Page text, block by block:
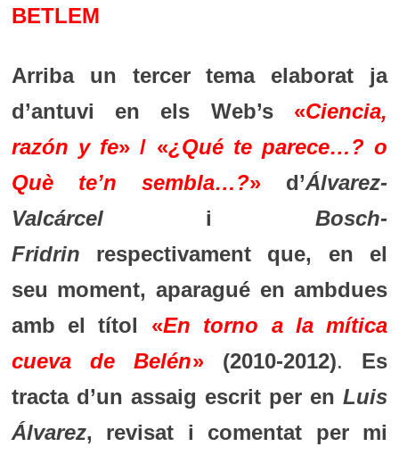
BETLEM
Arriba un tercer tema elaborat ja
d’antuvi en els Web’s «Ciencia,
razón y fe» / «¿Qué te parece…? o
Què te’n sembla…?» d’Álvarez-
ValcárceliBosch-
Fridrin respectivament que, en el
seu moment, aparagué en ambdues
amb el títol «En torno a la mítica
cueva de Belén»(2010-2012). Es
tracta d’un assaig escrit per enLuis
Álvarez, revisat i comentat per mi